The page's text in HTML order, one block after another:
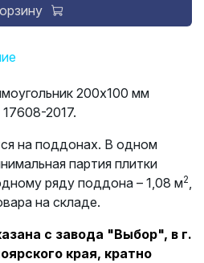
200х100 мм
2017.
на поддонах. В одном
партия плитки
ряду поддона – 1,08 м2
на складе.
с завода "Выбор", в г.
края, кратно